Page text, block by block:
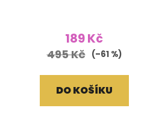
189 Kč
495 Kč (–61 %)
DO KOŠÍKU